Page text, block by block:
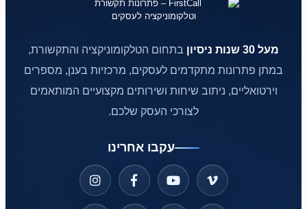
מעל 30 שנות ניסיון
בתחום הטלקומוניקציה והתקשורת,
במתן פתרונות מתקדמים לעסקים, מרכזיות בענן, מספרים
וירטואליים, ניתוב שיחות ושירותים מקצועיים המותאמים
לצורכי העסק שלכם.
עקבו אחרינו